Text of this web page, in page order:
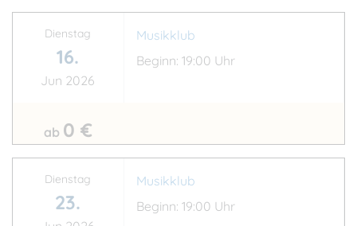
Dienstag
16.
Jun 2026
Musikklub
Beginn: 19:00 Uhr
ab 0 €
Dienstag
23.
Musikklub
Beginn: 19:00 Uhr